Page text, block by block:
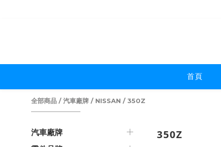
首頁
全部商品 /汽車廠牌 / NISSAN / 350Z
汽車廠牌
350Z